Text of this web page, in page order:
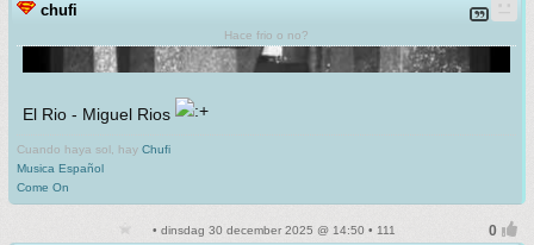
chufi
Hace frio o no?
El Rio - Miguel Rios
Cuando haya sol, hay Chufi
Musica Español
Come On
• dinsdag 30 december 2025 @ 14:50 • 111